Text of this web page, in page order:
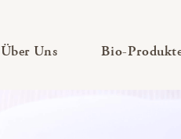
Über Uns— Untermenü
Bio-